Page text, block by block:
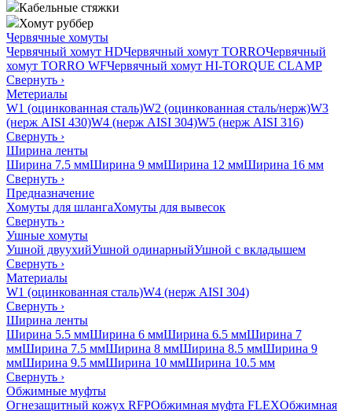
Кабельные стяжки
Хомут руббер
Червячные хомуты
Червячный хомут HDЧервячный хомут TORROЧервячный
хомут TORRO WFЧервячный хомут HI-TORQUE CLAMP
Свернуть ›
Метериалы
W1 (оцинкованная сталь)W2 (оцинкованная сталь/нерж)W3
(нерж AISI 430)W4 (нерж AISI 304)W5 (нерж AISI 316)
Свернуть ›
Ширина ленты
Ширина 7.5 ммШирина 9 ммШирина 12 ммШирина 16 мм
Свернуть ›
Предназначение
Хомуты для шлангаХомуты для вывесок
Свернуть ›
Ушные хомуты
Ушной двуухийУшной одинарныйУшной с вкладышем
Свернуть ›
Материалы
W1 (оцинкованная сталь)W4 (нерж AISI 304)
Свернуть ›
Ширина ленты
Ширина 5.5 ммШирина 6 ммШирина 6.5 ммШирина 7
ммШирина 7.5 ммШирина 8 ммШирина 8.5 ммШирина 9
ммШирина 9.5 ммШирина 10 ммШирина 10.5 мм
Свернуть ›
Обжимные муфты
Огнезащитный кожух RFPОбжимная муфта FLEXОбжимная